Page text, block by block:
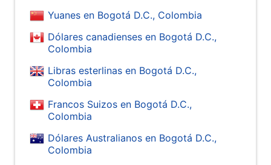
Yuanes en Bogotá D.C., Colombia
Dólares canadienses en Bogotá D.C.,
Colombia
Libras esterlinas en Bogotá D.C.,
Colombia
Francos Suizos en Bogotá D.C.,
Colombia
Dólares Australianos en Bogotá D.C.,
Colombia